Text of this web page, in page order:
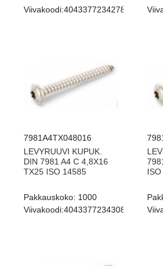
Viivakoodi:4043377234278
7981A4TX048016
LEVYRUUVI KUPUK.
DIN 7981 A4 C 4,8X16
TX25 ISO 14585
Pakkauskoko: 1000
Viivakoodi:4043377234308